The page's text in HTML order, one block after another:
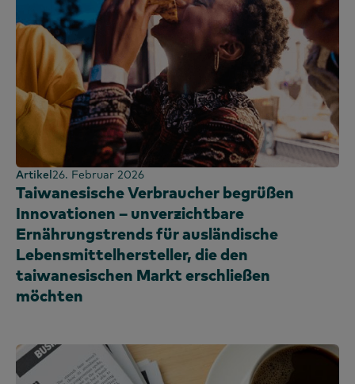
Artikel26. Februar 2026
Taiwanesische Verbraucher begrüßen
Innovationen – unverzichtbare
Ernährungstrends für ausländische
Lebensmittelhersteller, die den
taiwanesischen Markt erschließen
möchten